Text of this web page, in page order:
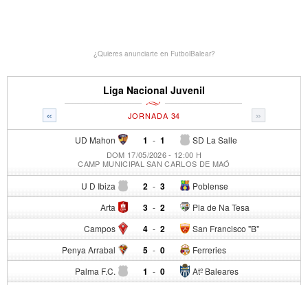
¿Quieres anunciarte en FutbolBalear?
Liga Nacional Juvenil
« »
JORNADA 34
UD Mahon 1 - SD La Salle
1
DOM 17/05/2026 - 12:00 H
CAMP MUNICIPAL SAN CARLOS DE MAÓ
U D Ibiza 2 - Poblense
3
Arta 3 - Pla de Na Tesa
2
Campos 4 - San Francisco "B"
2
Penya Arrabal 5 - Ferreries
0
Palma F.C. 1 - Atº Baleares
0